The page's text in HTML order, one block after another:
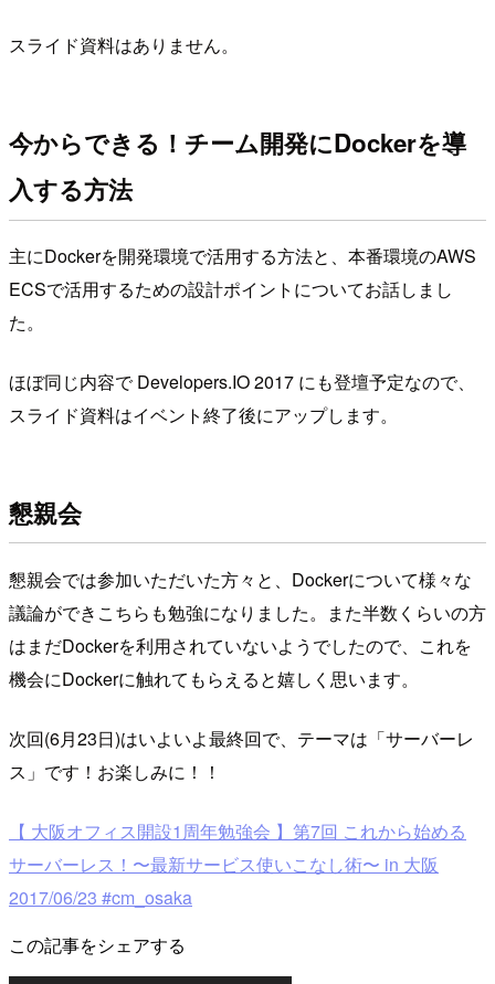
スライド資料はありません。
今からできる！チーム開発にDockerを導
入する方法
主にDockerを開発環境で活用する方法と、本番環境のAWS
ECSで活用するための設計ポイントについてお話しまし
た。
ほぼ同じ内容で Developers.IO 2017 にも登壇予定なので、
スライド資料はイベント終了後にアップします。
懇親会
懇親会では参加いただいた方々と、Dockerについて様々な
議論ができこちらも勉強になりました。また半数くらいの方
はまだDockerを利用されていないようでしたので、これを
機会にDockerに触れてもらえると嬉しく思います。
次回(6月23日)はいよいよ最終回で、テーマは「サーバーレ
ス」です！お楽しみに！！
【 大阪オフィス開設1周年勉強会 】第7回 これから始める
サーバーレス！〜最新サービス使いこなし術〜 in 大阪
2017/06/23 #cm_osaka
この記事をシェアする